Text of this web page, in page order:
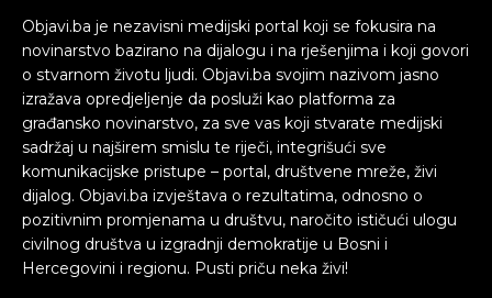
Objavi.ba je nezavisni medijski portal koji se fokusira na
novinarstvo bazirano na dijalogu i na rješenjima i koji govori
o stvarnom životu ljudi. Objavi.ba svojim nazivom jasno
izražava opredjeljenje da posluži kao platforma za
građansko novinarstvo, za sve vas koji stvarate medijski
sadržaj u najširem smislu te riječi, integrišući sve
komunikacijske pristupe – portal, društvene mreže, živi
dijalog. Objavi.ba izvještava o rezultatima, odnosno o
pozitivnim promjenama u društvu, naročito ističući ulogu
civilnog društva u izgradnji demokratije u Bosni i
Hercegovini i regionu. Pusti priču neka živi!